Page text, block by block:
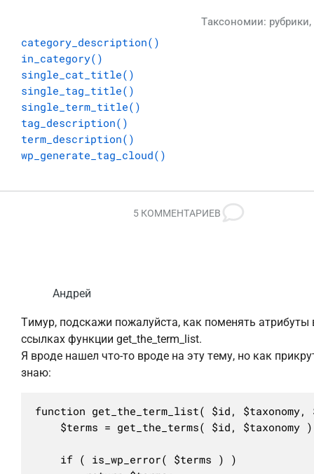
Таксономии: рубрики,
category_description()
in_category()
single_cat_title()
single_tag_title()
single_term_title()
tag_description()
term_description()
wp_generate_tag_cloud()
5 КОММЕНТАРИЕВ
Андрей
Тимур, подскажи пожалуйста, как поменять атрибуты
ссылках функции get_the_term_list.
Я вроде нашел что-то вроде на эту тему, но как
знаю:
function get_the_term_list( $id,